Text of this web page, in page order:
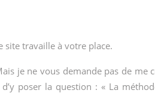
travaille à votre place.
je ne vous demande pas de me
poser la question : « La